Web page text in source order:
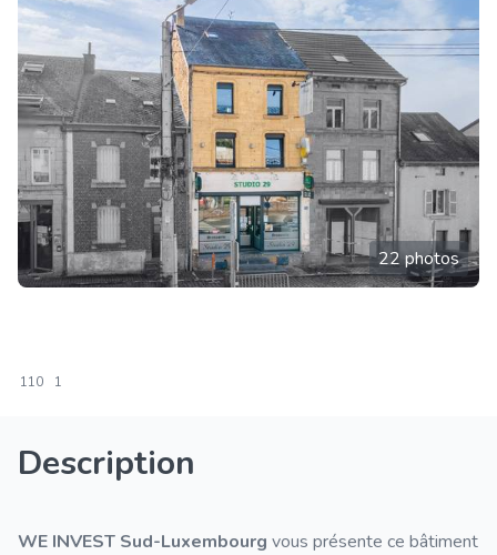
22 photos
110 1
Description
WE INVEST Sud-Luxembourg vous présente ce bâtiment